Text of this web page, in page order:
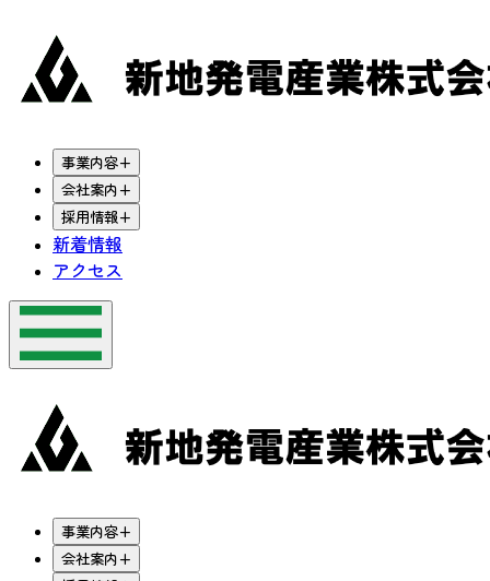
事業内容+
会社案内+
採用情報+
新着情報
アクセス
事業内容+
会社案内+